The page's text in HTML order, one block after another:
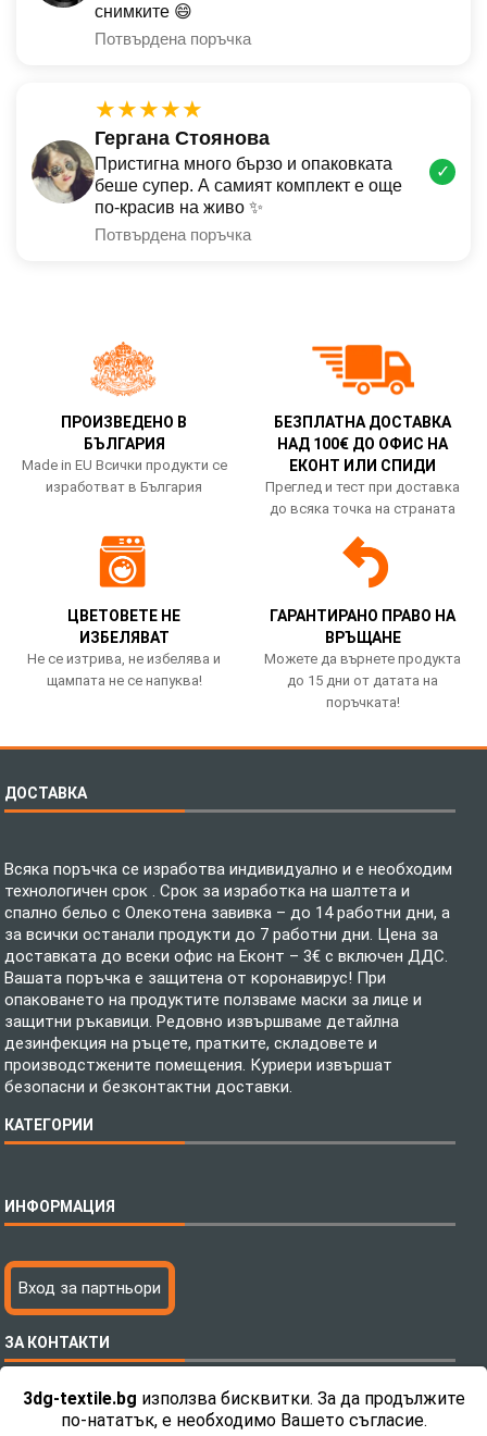
3dg-textile.bg използва бисквитки. За да продължите
по-нататък, е необходимо Вашето съгласие.
снимките 😄
Потвърдена поръчка
★★★★★
Гергана Стоянова
Пристигна много бързо и опаковката
беше супер. А самият комплект е още
по-красив на живо ✨
Потвърдена поръчка
✓
ПРОИЗВЕДЕНО В
БЪЛГАРИЯ
Made in EU Всички продукти се
изработват в България
БЕЗПЛАТНА ДОСТАВКА
НАД 100€ ДО ОФИС НА
ЕКОНТ ИЛИ СПИДИ
Преглед и тест при доставка
до всяка точка на страната
ЦВЕТОВЕТЕ НЕ
ИЗБЕЛЯВАТ
Не се изтрива, не избелява и
щампата не се напуква!
ГАРАНТИРАНО ПРАВО НА
ВРЪЩАНЕ
Можете да върнете продукта
до 15 дни от датата на
поръчката!
ДОСТАВКА
Всяка поръчка се изработва индивидуално и е необходим
технологичен срок . Срок за изработка на шалтета и
спално бельо с Олекотена завивка – до 14 работни дни, а
за всички останали продукти до 7 работни дни. Цена за
доставката до всеки офис на Еконт – 3€ с включен ДДС.
Вашата поръчка е защитена от коронавирус! При
опаковането на продуктите ползваме маски за лице и
защитни ръкавици. Редовно извършваме детайлна
дезинфекция на ръцете, пратките, складовете и
производстжените помещения. Куриери извършат
безопасни и безконтактни доставки.
КАТЕГОРИИ
Бебешки спални комплекти
Тениски с пълноцветен печат
Хавлиени кърпи
Пончо за водни спортове
Микрофибърни Велурени Кърпи
Детски пончота
ИНФОРМАЦИЯ
Технология на печатане
Файлове за печат
Как да поръчам?
С какво сме различни?
Контакти
Вход за партньори
ЗА КОНТАКТИ
Телефон:0892 26 04 34 / 0896 57 42 42